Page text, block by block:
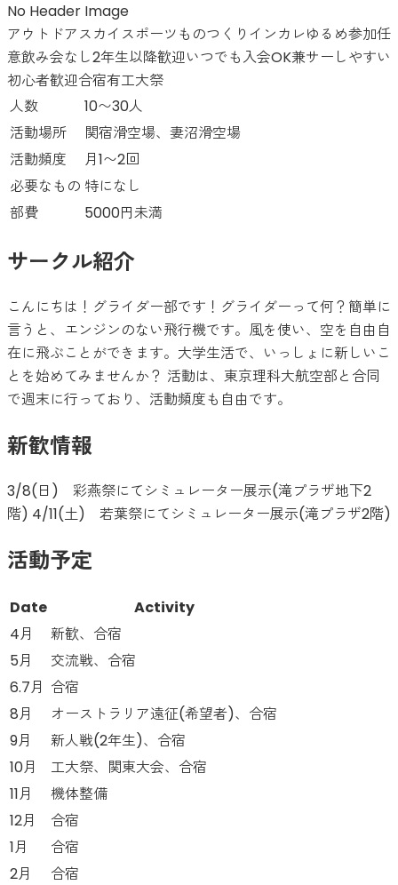
No Header Image
アウトドアスカイスポーツものつくり インカレゆるめ参加任
意飲み会なし2年生以降歓迎いつでも入会OK兼サーしやすい
初心者歓迎合宿有工大祭
人数
10〜30人
活動場所
関宿滑空場、妻沼滑空場
活動頻度
月1〜2回
必要なもの 特になし
部費
5000円未満
サークル紹介
こんにちは！グライダー部です！グライダーって何？簡単に
言うと、エンジンのない飛行機です。風を使い、空を自由自
在に飛ぶことができます。大学生活で、いっしょに新しいこ
とを始めてみませんか？ 活動は、東京理科大航空部と合同
で週末に行っており、活動頻度も自由です。
新歓情報
3/8(日) 彩燕祭にてシミュレーター展示(滝プラザ地下2
階) 4/11(土) 若葉祭にてシミュレーター展示(滝プラザ2階)
活動予定
Date
Activity
4月
新歓、合宿
5月
交流戦、合宿
6.7月 合宿
8月
オーストラリア遠征(希望者)、合宿
9月
新人戦(2年生)、合宿
10月
工大祭、関東大会、合宿
11月
機体整備
12月
合宿
1月
合宿
2月
合宿